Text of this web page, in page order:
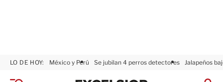
LO DE HOY: México y Perú Se jubilan 4 perros detectores Jalapeños